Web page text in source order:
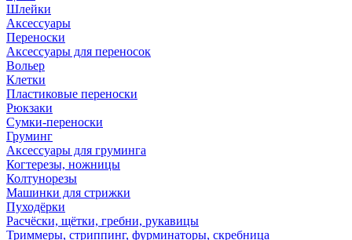
Шлейки
Аксессуары
Переноски
Аксессуары для переносок
Вольер
Клетки
Пластиковые переноски
Рюкзаки
Сумки-переноски
Груминг
Аксессуары для груминга
Когтерезы, ножницы
Колтунорезы
Машинки для стрижки
Пуходёрки
Расчёски, щётки, гребни, рукавицы
Триммеры, стриппинг, фурминаторы, скребница